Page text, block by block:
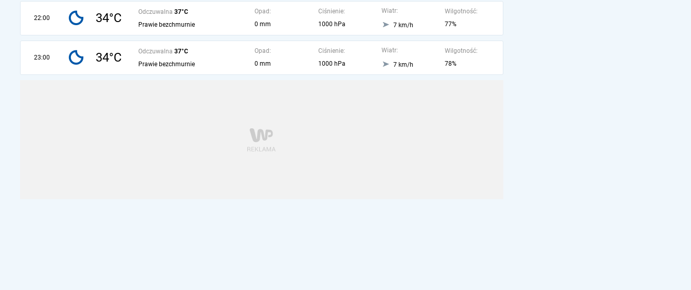
22:00 34°C Odczuwalna 37°C
Prawie bezchmurnie
Opad:
0 mm
Ciśnienie:
1000 hPa
Wiatr:
7 km/h
Wilgotność:
77%
23:00 34°C Odczuwalna 37°C
Prawie bezchmurnie
Opad:
0 mm
Ciśnienie:
1000 hPa
Wiatr:
7 km/h
Wilgotność:
78%